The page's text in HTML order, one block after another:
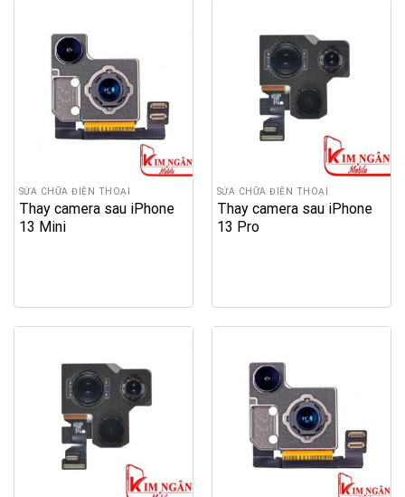
SỬA CHỮA ĐIỆN THOẠI
Thay camera sau iPhone
13 Mini
SỬA CHỮA ĐIỆN THOẠI
Thay camera sau iPhone
13 Pro